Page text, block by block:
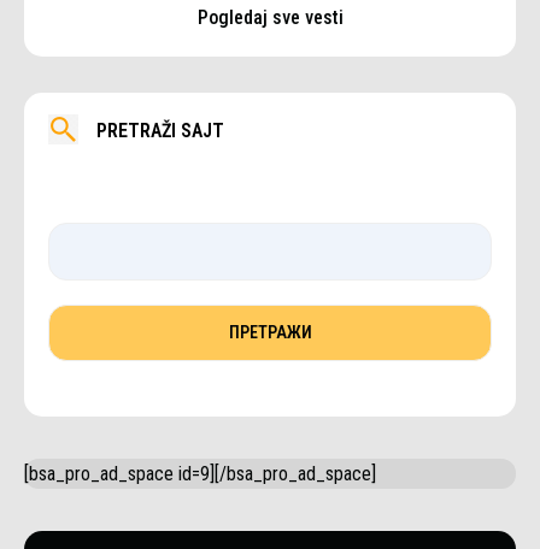
Pogledaj sve vesti
PRETRAŽI SAJT
[bsa_pro_ad_space id=9][/bsa_pro_ad_space]